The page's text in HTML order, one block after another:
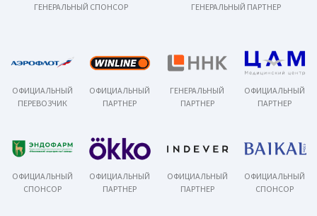
ГЕНЕРАЛЬНЫЙ СПОНСОР ГЕНЕРАЛЬНЫЙ ПАРТНЕР
ОФИЦИАЛЬНЫЙ
ПЕРЕВОЗЧИК
ОФИЦИАЛЬНЫЙ
ПАРТНЕР
ГЕНЕРАЛЬНЫЙ
ПАРТНЕР
ОФИЦИАЛЬНЫЙ
ПАРТНЕР
ОФИЦИАЛЬНЫЙ
СПОНСОР
ОФИЦИАЛЬНЫЙ
ПАРТНЕР
ОФИЦИАЛЬНЫЙ
ПАРТНЕР
ОФИЦИАЛЬНЫЙ
СПОНСОР